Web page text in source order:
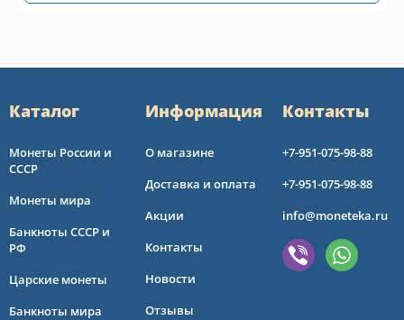
Каталог
Монеты России и
СССР
Монеты мира
Банкноты СССР и
РФ
Царские монеты
Банкноты мира
Информация
О магазине
Доставка и оплата
Акции
Контакты
Новости
Отзывы
Контакты
+7-951-075-98-88
+7-951-075-98-88
info@moneteka.ru